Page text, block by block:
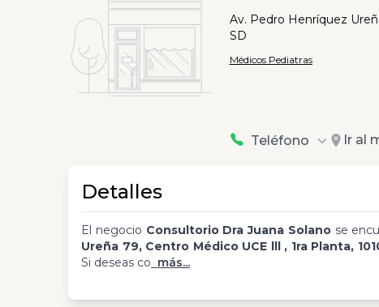
Av. Pedro Henríquez
SD
Médicos Pediatras
Teléfono Ir al
Detalles
El negocio Consultorio Dra Juana Solanose
Ureña 79, Centro Médico UCE lll , 1ra Planta,
Si deseas co más...